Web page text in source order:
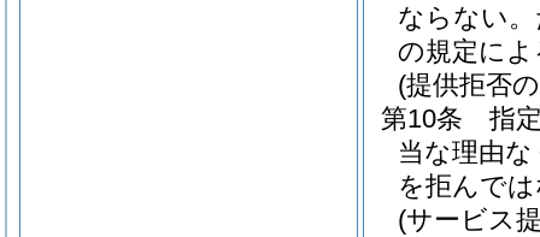
ならない。
の規定に
(提供拒否
第10条
指
当な理由
を拒んで
(サービス